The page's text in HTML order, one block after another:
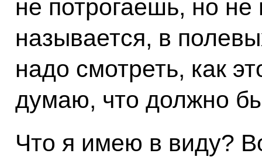
не потрогаешь, но
называется, в
надо смотреть, как
думаю, что должно
Что я имею в виду?